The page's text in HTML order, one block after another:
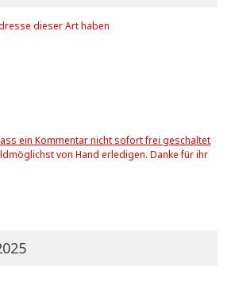
dieser Art haben
ein Kommentar nicht sofort frei geschaltet
von Hand erledigen. Danke für ihr